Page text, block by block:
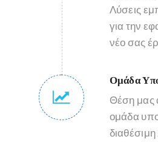
Λύσεις
για την
νέο σας
Ομάδα
Θέση μας
ομάδα